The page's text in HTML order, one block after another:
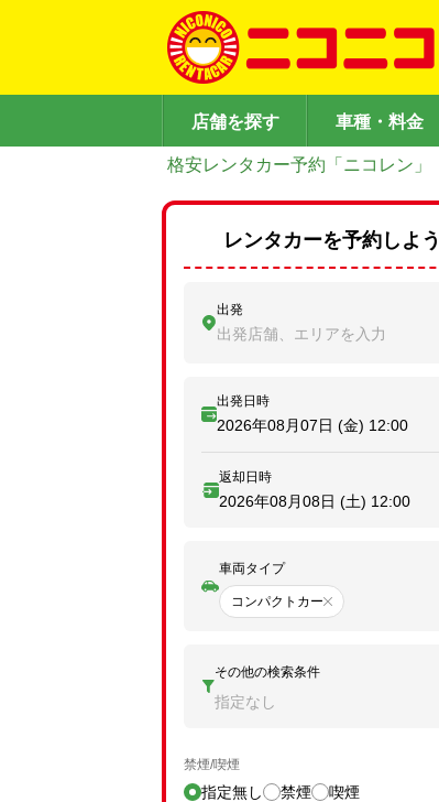
店舗を探す 車種・料金
格安レンタカー予約「ニコレン」
レンタカーを予約しよう
出発
出発店舗、エリアを入力
出発日時
2026年08月07日 (金) 12:00
返却日時
2026年08月08日 (土) 12:00
車両タイプ
コンパクトカー
その他の検索条件
指定なし
禁煙/喫煙
指定無し 禁煙 喫煙